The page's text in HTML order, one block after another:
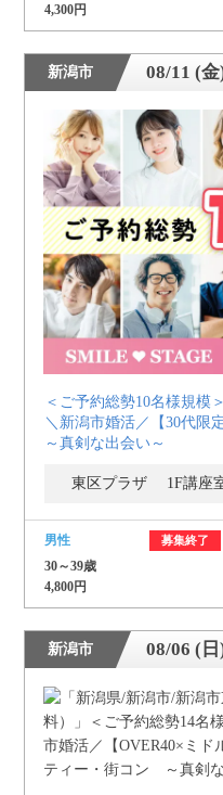
4,300円
新潟市 08/11 (
＜ご予約総勢10名様規模
＼新潟市婚活／【30代限
～真剣な出会い～
東区プラザ 1F講座
男性 募集終了
30～39歳
4,800円
新潟市 08/06 (